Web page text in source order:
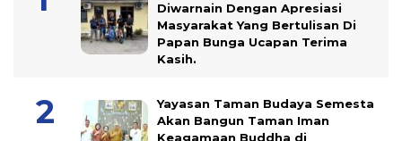
Diwarnain Dengan Apresiasi
Masyarakat Yang Bertulisan Di
Papan Bunga Ucapan Terima
Kasih.
Yayasan Taman Budaya Semesta
Akan Bangun Taman Iman
Keagamaan Buddha di